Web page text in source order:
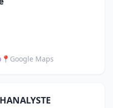
📍 Google Maps